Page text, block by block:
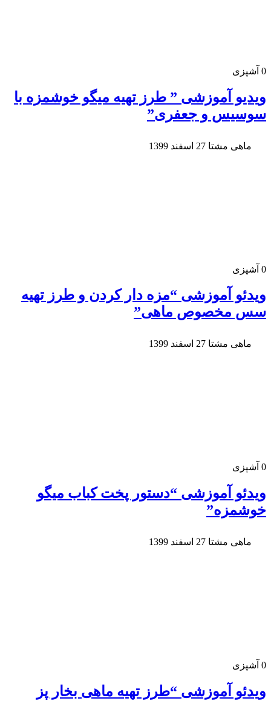
0 آشپزی
ویدیو آموزشی ” طرز تهیه میگو خوشمزه با
سوسیس و جعفری”
ماهی مشتا 27 اسفند 1399
0 آشپزی
ویدئو آموزشی “مزه دار کردن و طرز تهیه
سس مخصوص ماهی”
ماهی مشتا 27 اسفند 1399
0 آشپزی
ویدئو آموزشی “دستور پخت کباب میگو
خوشمزه”
ماهی مشتا 27 اسفند 1399
0 آشپزی
ویدئو آموزشی “طرز تهیه ماهی بخار پز